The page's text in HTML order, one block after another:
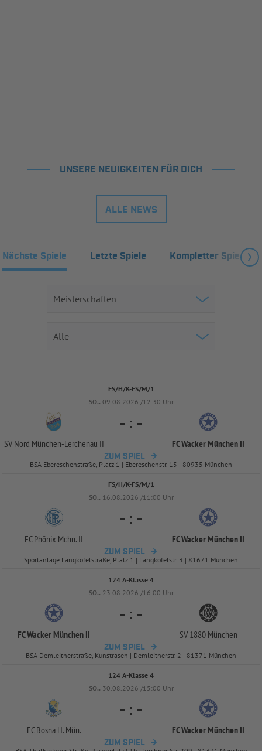
UNSERE NEUIGKEITEN FÜR DICH
ALLE NEWS
Nächste Spiele Letzte Spiele Kompletter Spielplan
FS/H/K-FS/M/1
SO.. 09.08.2026 /12:30 Uhr
SV Nord München-Lerchenau II
- : -
FC Wacker München II
ZUM SPIEL
BSA Ebereschenstraße, Platz 1 | Ebereschenstr. 15 | 80935 München
FS/H/K-FS/M/1
SO.. 16.08.2026 /11:00 Uhr
FC Phönix Mchn. II
- : -
FC Wacker München II
ZUM SPIEL
Sportanlage Langkofelstraße, Platz 1 | Langkofelstr. 3 | 81671 München
124 A-Klasse 4
SO.. 23.08.2026 /16:00 Uhr
FC Wacker München II
- : -
SV 1880 München
ZUM SPIEL
BSA Demleitnerstraße, Kunstrasen | Demleitnerstr. 2 | 81371 München
124 A-Klasse 4
SO.. 30.08.2026 /15:00 Uhr
FC Bosna H. Mün.
- : -
FC Wacker München II
ZUM SPIEL